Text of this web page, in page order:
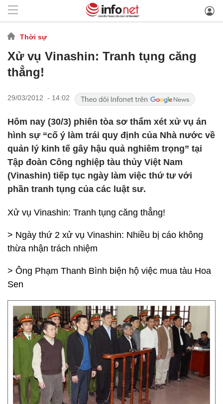
Thời sự
Xử vụ Vinashin: Tranh tụng căng
thẳng!
29/03/2012 - 14:02
Hôm nay (30/3) phiên tòa sơ thẩm xét xử vụ án
hình sự “cố ý làm trái quy định của Nhà nước về
quản lý kinh tế gây hậu quả nghiêm trọng” tại
Tập đoàn Công nghiệp tàu thủy Việt Nam
(Vinashin) tiếp tục ngày làm việc thứ tư với
phần tranh tụng của các luật sư.
Xử vụ Vinashin: Tranh tụng căng thẳng!
> Ngày thứ 2 xử vụ Vinashin: Nhiều bị cáo không
thừa nhận trách nhiệm
> Ông Phạm Thanh Bình biện hộ việc mua tàu Hoa
Sen